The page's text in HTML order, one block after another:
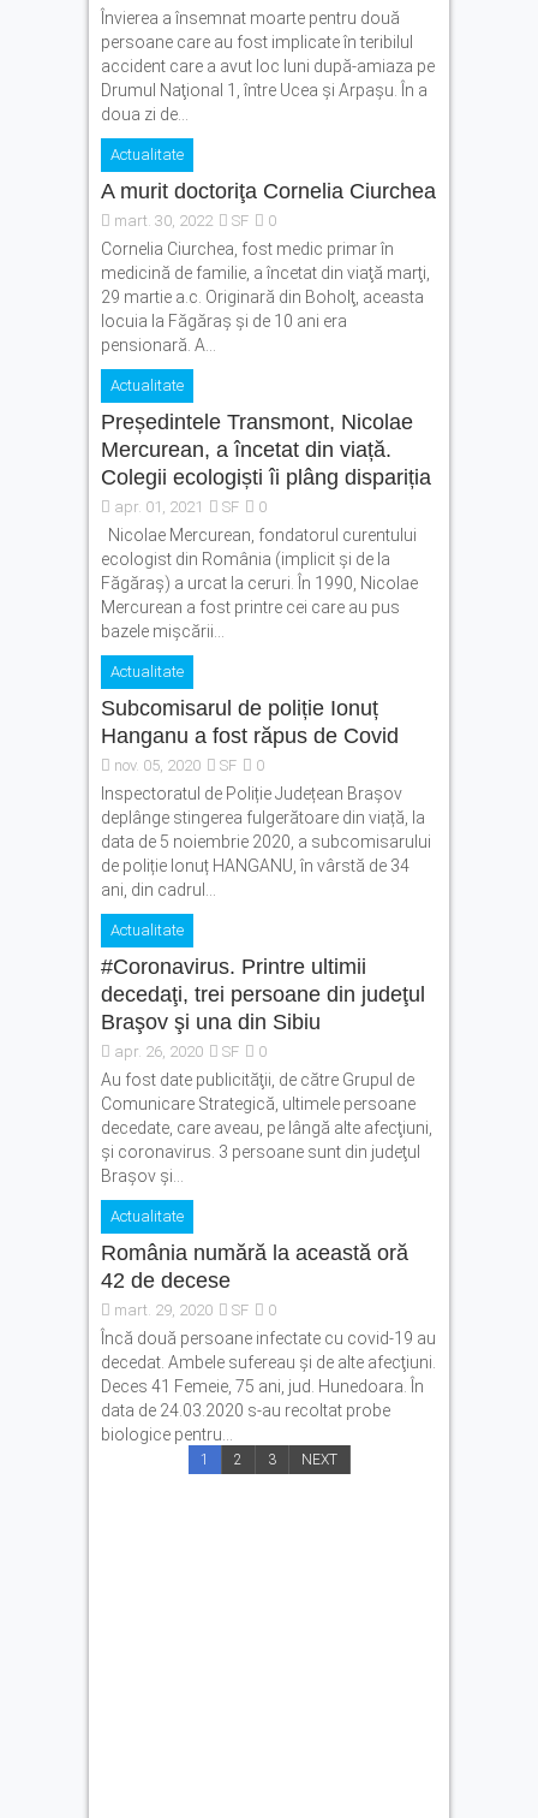
Învierea a însemnat moarte pentru două
persoane care au fost implicate în teribilul
accident care a avut loc luni după-amiaza pe
Drumul Naţional 1, între Ucea şi Arpaşu. În a
doua zi de...
Actualitate
A murit doctoriţa Cornelia Ciurchea
mart. 30, 2022 SF 0
Cornelia Ciurchea, fost medic primar în
medicină de familie, a încetat din viaţă marţi,
29 martie a.c. Originară din Boholţ, aceasta
locuia la Făgăraş şi de 10 ani era
pensionară. A...
Actualitate
Președintele Transmont, Nicolae
Mercurean, a încetat din viață.
Colegii ecologiști îi plâng dispariția
apr. 01, 2021 SF 0
Nicolae Mercurean, fondatorul curentului
ecologist din România (implicit și de la
Făgăraș) a urcat la ceruri. În 1990, Nicolae
Mercurean a fost printre cei care au pus
bazele mișcării...
Actualitate
Subcomisarul de poliție Ionuț
Hanganu a fost răpus de Covid
nov. 05, 2020 SF 0
Inspectoratul de Poliție Județean Brașov
deplânge stingerea fulgerătoare din viață, la
data de 5 noiembrie 2020, a subcomisarului
de poliție Ionuț HANGANU, în vârstă de 34
ani, din cadrul...
Actualitate
#Coronavirus. Printre ultimii
decedaţi, trei persoane din judeţul
Braşov şi una din Sibiu
apr. 26, 2020 SF 0
Au fost date publicităţii, de către Grupul de
Comunicare Strategică, ultimele persoane
decedate, care aveau, pe lângă alte afecţiuni,
şi coronavirus. 3 persoane sunt din judeţul
Braşov şi...
Actualitate
România numără la această oră
42 de decese
mart. 29, 2020 SF 0
Încă două persoane infectate cu covid-19 au
decedat. Ambele sufereau şi de alte afecţiuni.
Deces 41 Femeie, 75 ani, jud. Hunedoara. În
data de 24.03.2020 s-au recoltat probe
biologice pentru...
1 2 3 NEXT